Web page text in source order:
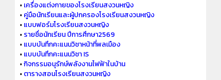
• เครื่องแต่งกายของโรงเรียนสงวนหญิง
• คู่มือนักเรียนและผู้ปกครองโรงเรียนสงวนหญิง
• แบบฟอร์มโรงเรียนสงวนหญิง
• รายชื่อนักเรียน ปีการศึกษา2569
• แบบบันทึกคะแนนวิชาหน้าที่พลเมือง
• แบบบันทึกคะแนนวิชา IS
•กิจกรรมอนุรักษ์พลังงานไฟฟ้าในบ้าน
• ตารางสอนโรงเรียนสงวนหญิง